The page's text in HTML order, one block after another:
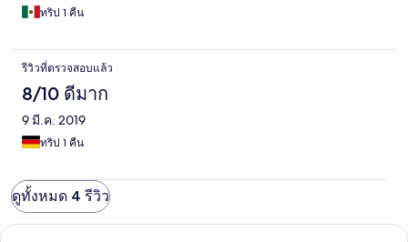
ทริป 1 คืน
รีวิวที่ตรวจสอบแล้ว
8/10 ดีมาก
9 มี.ค. 2019
ทริป 1 คืน
ดูทั้งหมด 4 รีวิว